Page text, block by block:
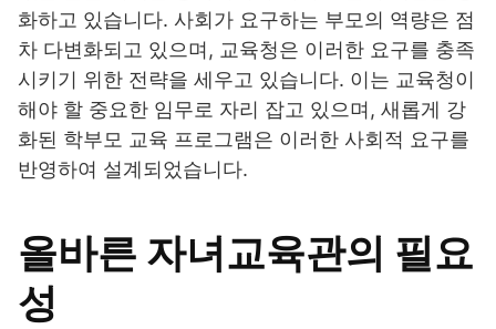
화하고 있습니다. 사회가 요구하는 부모의 역량은 점
차 다변화되고 있으며, 교육청은 이러한 요구를 충족
시키기 위한 전략을 세우고 있습니다. 이는 교육청이
해야 할 중요한 임무로 자리 잡고 있으며, 새롭게 강
화된 학부모 교육 프로그램은 이러한 사회적 요구를
반영하여 설계되었습니다.
올바른 자녀교육관의 필요
성